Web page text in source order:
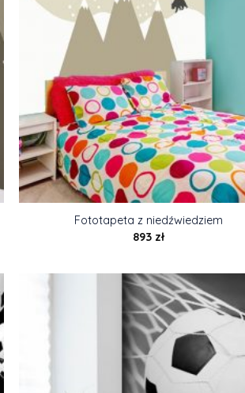
Fototapeta z niedźwiedziem
893 zł